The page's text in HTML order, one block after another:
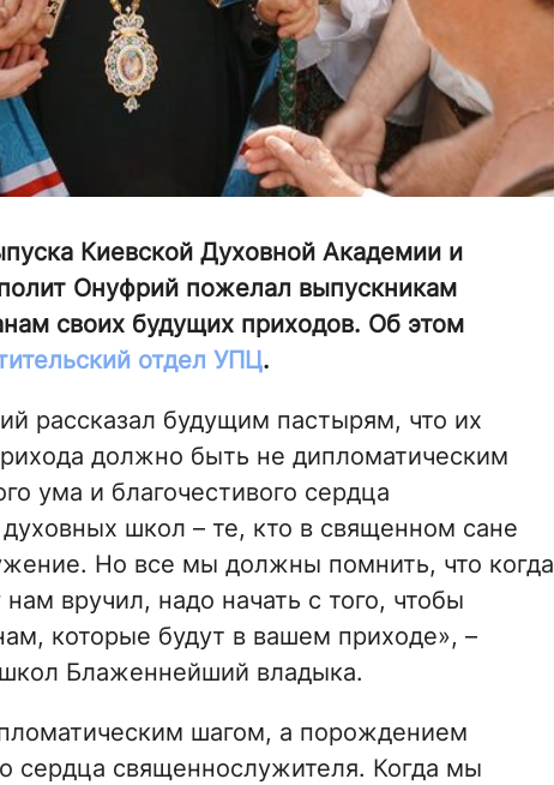
Киевской Духовной Академии и
Онуфрий пожелал выпускникам
своих будущих приходов. Об этом
отдел УПЦ.
рассказал будущим пастырям, что их
должно быть не дипломатическим
ума и благочестивого сердца
школ – те, кто в священном сане
Но все мы должны помнить, что когда
вручил, надо начать с того, чтобы
которые будут в вашем приходе», –
Блаженнейший владыка.
шагом, а порождением
сердца священнослужителя. Когда мы